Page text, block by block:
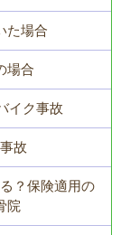
た場合
場合
イク事故
故
？保険適用の
院